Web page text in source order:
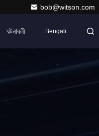
bob@witson.com
ঘটনাবলী Bengali